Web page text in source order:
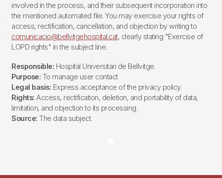
involved in the process, and their subsequent incorporation into
the mentioned automated file. You may exercise your rights of
access, rectification, cancellation, and objection by writing to
comunicacio@bellvitgehospital.cat, clearly stating "Exercise of
LOPD rights" in the subject line.
Responsible: Hospital Universitari de Bellvitge.
Purpose: To manage user contact
Legal basis: Express acceptance of the privacy policy.
Rights: Access, rectification, deletion, and portability of data,
limitation, and objection to its processing.
Source: The data subject.